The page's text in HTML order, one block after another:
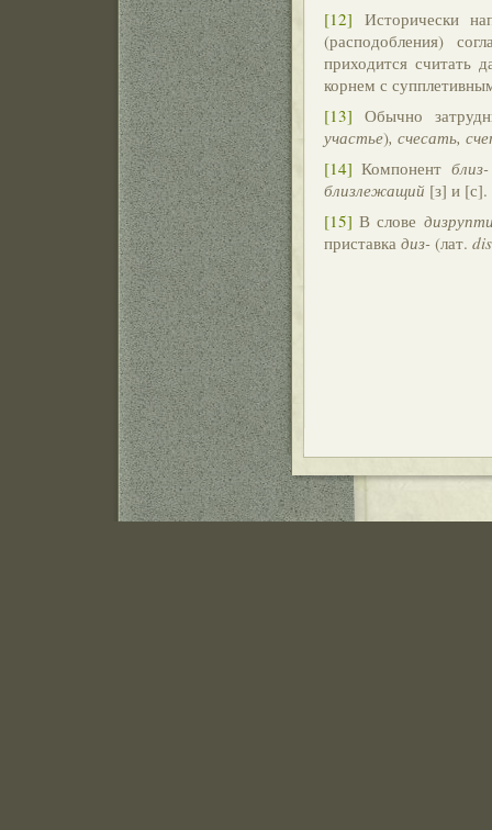
[12] Исторически
(расподобления)
приходится считать
корнем с
[13] Обычно
участье), счесать,
[14] Компонент близ-
близлежащий [з] и [с].
[15] В слове
приставка диз- (лат.